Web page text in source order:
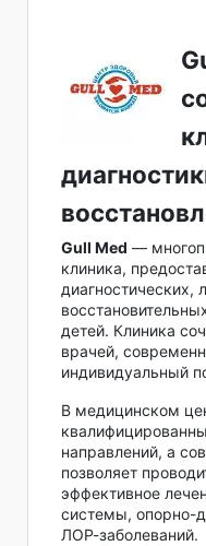
Gull Med —
клиника,
диагностических,
детей. Клиника
врачей,
индивидуальный
В медицинском
направлений, а
позволяет
эффективное
системы, опорно-
ЛОР-заболеваний.